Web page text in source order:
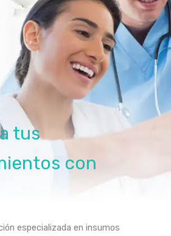
tus
con
especializada en insumos